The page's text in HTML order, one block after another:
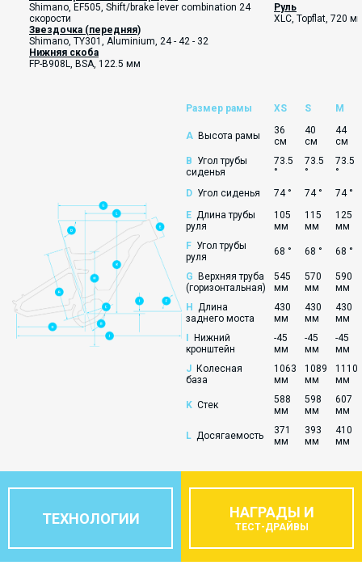
Shimano, EF505, Shift/brake lever combination 24
скорости
Звездочка (передняя)
Shimano, TY301, Aluminium, 24 - 42 - 32
Нижняя скоба
FP-B908L, BSA, 122.5 мм
Руль
XLC, Topflat, 720
Размер рамы XS S M
A Высота рамы
36
см
40
см
44
см
B Угол трубы
сиденья
73.5
°
73.5
°
73.5
°
D Угол сиденья 74 ° 74 °
74 °
E Длина трубы
руля
105
мм
115
мм
125
мм
F Угол трубы
руля
68 ° 68 ° 68 °
G
Верхняя труба
(горизонтальная)
545
мм
570
мм
590
мм
H Длина
заднего моста
430
мм
430
мм
430
мм
Нижний
кронштейн
-45
мм
-45
мм
-45
мм
J Колесная
база
1063
мм
1089
мм
1110
мм
K Стек
588
мм
598
мм
607
мм
L Досягаемость
371
мм
393
мм
410
мм
ТЕХНОЛОГИИ НАГРАДЫ И
ТЕСТ-ДРАЙВЫ